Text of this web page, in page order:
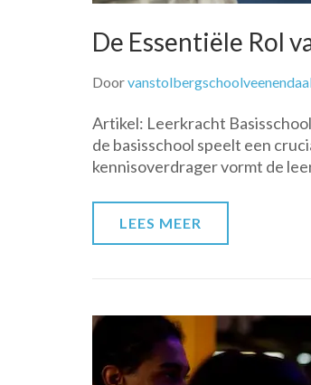
De Essentiële Rol
Door
Artikel: Leerkracht
de basisschool speelt een
kennisoverdrager vormt de
LEES MEER